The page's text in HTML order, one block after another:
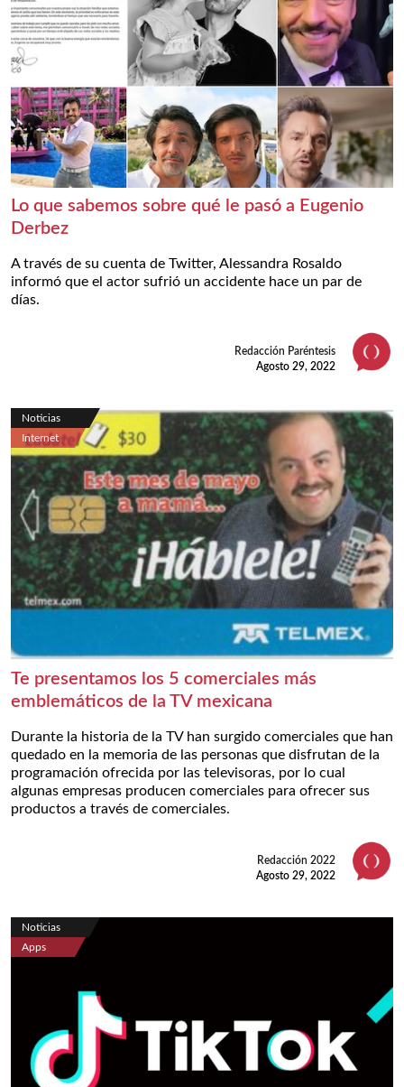
Lo que sabemos sobre qué le pasó a Eugenio
Derbez
A través de su cuenta de Twitter, Alessandra Rosaldo
informó que el actor sufrió un accidente hace un par de
días.
Redacción Paréntesis
Agosto 29, 2022
Noticias
Internet
Te presentamos los 5 comerciales más
emblemáticos de la TV mexicana
Durante la historia de la TV han surgido comerciales que han
quedado en la memoria de las personas que disfrutan de la
programación ofrecida por las televisoras, por lo cual
algunas empresas producen comerciales para ofrecer sus
productos a través de comerciales.
Redacción 2022
Agosto 29, 2022
Noticias
Apps